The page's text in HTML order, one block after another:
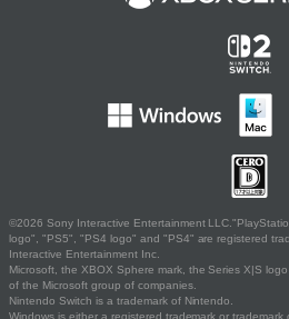
©2026 Sony Interactive Entertainment
logo", "PS5", "PS4 logo" and "PS4" are registered
Interactive Entertainment Inc.
Microsoft, the XBOX Sphere mark, the Series X|S
of the Microsoft group of companies.
Nintendo Switch is a trademark of Nintendo.
Windows is either a registered trademark or